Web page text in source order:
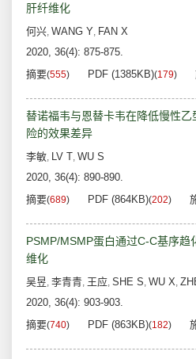
肝纤维化
何兴, WANG Y, FAN X
2020, 36(4): 875-875.
摘要(555) PDF (1385KB)(179)
替诺福韦与恩替卡韦在降低慢性
险的效果差异
李敏, LV T, WU S
2020, 36(4): 890-890.
摘要(689) PDF (864KB)(202)
PSMP/MSMP蛋白通过C-C基序趋
维化
吴昱, 李青青, 王应, SHE S, WU X,
2020, 36(4): 903-903.
摘要(740) PDF (863KB)(182)